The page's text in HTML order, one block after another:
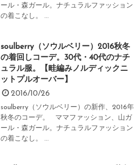
ール・森ガール。ナチュラルファッション
の着こなし。 ...
soulberry（ソウルベリー）2016秋冬
の着回しコーデ。30代・40代のナチ
ュラル服。【畦編みノルディックニ
ットプルオーバー】
2016/10/26
soulberry（ソウルベリー）の新作、2016年
秋冬のコーデ。 ママファッション、山ガ
ール・森ガール。ナチュラルファッション
の着こなし。 ...